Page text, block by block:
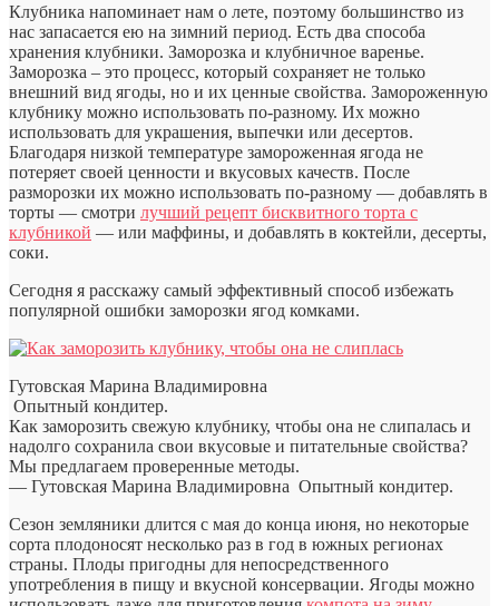
Клубника напоминает нам о лете, поэтому большинство из
нас запасается ею на зимний период. Есть два способа
хранения клубники. Заморозка и клубничное варенье.
Заморозка – это процесс, который сохраняет не только
внешний вид ягоды, но и их ценные свойства. Замороженную
клубнику можно использовать по-разному. Их можно
использовать для украшения, выпечки или десертов.
Благодаря низкой температуре замороженная ягода не
потеряет своей ценности и вкусовых качеств. После
разморозки их можно использовать по-разному — добавлять в
торты — смотри лучший рецепт бисквитного торта с
клубникой — или маффины, и добавлять в коктейли, десерты,
соки.
Сегодня я расскажу самый эффективный способ избежать
популярной ошибки заморозки ягод комками.
Гутовская Марина Владимировна
Опытный кондитер.
Как заморозить свежую клубнику, чтобы она не слипалась и
надолго сохранила свои вкусовые и питательные свойства?
Мы предлагаем проверенные методы.
— Гутовская Марина Владимировна Опытный кондитер.
Сезон земляники длится с мая до конца июня, но некоторые
сорта плодоносят несколько раз в год в южных регионах
страны. Плоды пригодны для непосредственного
употребления в пищу и вкусной консервации. Ягоды можно